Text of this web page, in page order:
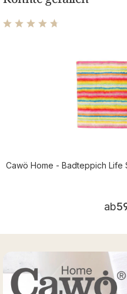
Cawö Home - Badteppich Life
ab